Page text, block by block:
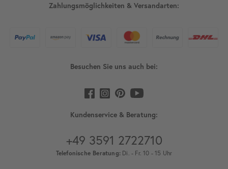
Zahlungsmöglichkeiten & Versandarten:
Besuchen Sie uns auch bei:
Kundenservice & Beratung:
+49 3591 2722710
Telefonische Beratung: Di. - Fr. 10 - 15 Uhr